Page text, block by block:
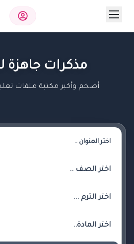
مذكرات جاهزة
أضخم وأكبر مكتبة ملفات